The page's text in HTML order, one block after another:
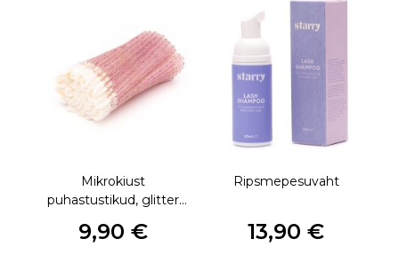
Mikrokiust
puhastustikud, glitter
9,90 €
Ripsmepesuvaht
13,90 €